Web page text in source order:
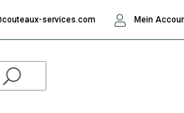
services.com Mein